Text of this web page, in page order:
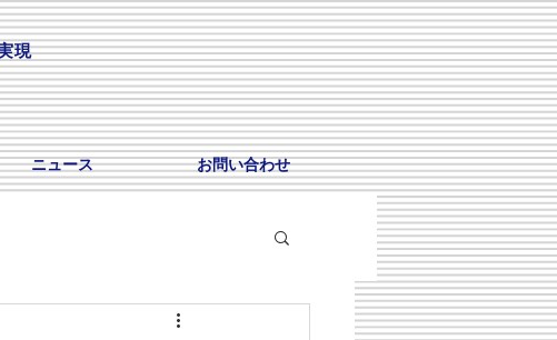
現
ニュース お問い合わせ